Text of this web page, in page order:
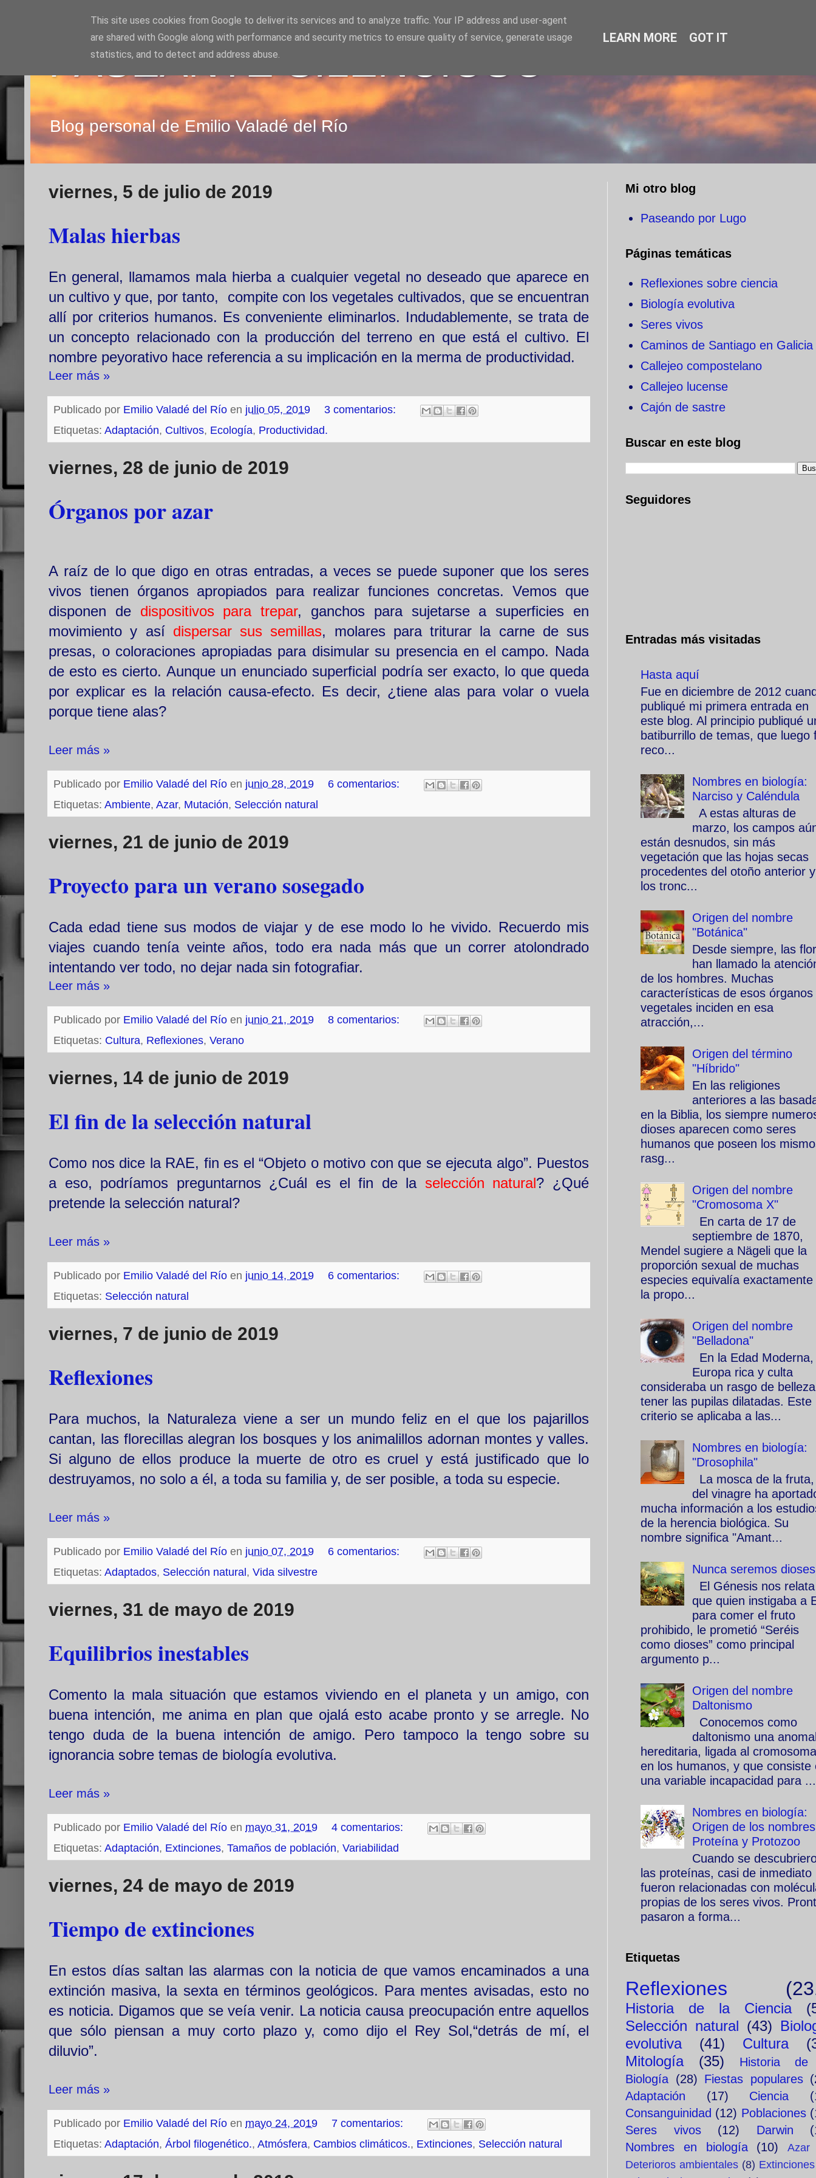
PASEANTE SILENCIOSO
Blog personal de Emilio Valadé del Río
viernes, 5 de julio de 2019
Malas hierbas
En general, llamamos mala hierba a cualquier vegetal no deseado que aparece en
un cultivo y que, por tanto, compite con los vegetales cultivados, que se encuentran
allí por criterios humanos. Es conveniente eliminarlos. Indudablemente, se trata de
un concepto relacionado con la producción del terreno en que está el cultivo. El
nombre peyorativo hace referencia a su implicación en la merma de productividad.
Leer más »
Publicado por Emilio Valadé del Río en julio 05, 2019
3 comentarios:
Etiquetas: Adaptación, Cultivos, Ecología, Productividad.
viernes, 28 de junio de 2019
Órganos por azar
A raíz de lo que digo en otras entradas, a veces se puede suponer que los seres
vivos tienen órganos apropiados para realizar funciones concretas. Vemos que
disponen de dispositivos para trepar, ganchos para sujetarse a superficies en
movimiento y así dispersar sus semillas, molares para triturar la carne de sus
presas, o coloraciones apropiadas para disimular su presencia en el campo. Nada
de esto es cierto. Aunque un enunciado superficial podría ser exacto, lo que queda
por explicar es la relación causa-efecto. Es decir, ¿tiene alas para volar o vuela
porque tiene alas?
Leer más »
Publicado por Emilio Valadé del Río en junio 28, 2019
6 comentarios:
Etiquetas: Ambiente, Azar, Mutación, Selección natural
viernes, 21 de junio de 2019
Proyecto para un verano sosegado
Cada edad tiene sus modos de viajar y de ese modo lo he vivido. Recuerdo mis
viajes cuando tenía veinte años, todo era nada más que un correr atolondrado
intentando ver todo, no dejar nada sin fotografiar.
Leer más »
Publicado por Emilio Valadé del Río en junio 21, 2019
8 comentarios:
Etiquetas: Cultura, Reflexiones, Verano
viernes, 14 de junio de 2019
El fin de la selección natural
Como nos dice la RAE, fin es el “Objeto o motivo con que se ejecuta algo”. Puestos
a eso, podríamos preguntarnos ¿Cuál es el fin de la selección natural? ¿Qué
pretende la selección natural?
Leer más »
Publicado por Emilio Valadé del Río en junio 14, 2019
6 comentarios:
Etiquetas: Selección natural
viernes, 7 de junio de 2019
Reflexiones
Para muchos, la Naturaleza viene a ser un mundo feliz en el que los pajarillos
cantan, las florecillas alegran los bosques y los animalillos adornan montes y valles.
Si alguno de ellos produce la muerte de otro es cruel y está justificado que lo
destruyamos, no solo a él, a toda su familia y, de ser posible, a toda su especie.
Leer más »
Publicado por Emilio Valadé del Río en junio 07, 2019
6 comentarios:
Etiquetas: Adaptados, Selección natural , Vida silvestre
viernes, 31 de mayo de 2019
Equilibrios inestables
Comento la mala situación que estamos viviendo en el planeta y un amigo, con
buena intención, me anima en plan que ojalá esto acabe pronto y se arregle. No
tengo duda de la buena intención de amigo. Pero tampoco la tengo sobre su
ignorancia sobre temas de biología evolutiva.
Leer más »
Publicado por Emilio Valadé del Río en mayo 31, 2019
4 comentarios:
Etiquetas: Adaptación, Extinciones, Tamaños de población, Variabilidad
viernes, 24 de mayo de 2019
Tiempo de extinciones
En estos días saltan las alarmas con la noticia de que vamos encaminados a una
extinción masiva, la sexta en términos geológicos. Para mentes avisadas, esto no
es noticia. Digamos que se veía venir. La noticia causa preocupación entre aquellos
que sólo piensan a muy corto plazo y, como dijo el Rey Sol,“detrás de mí, el
diluvio”.
Leer más »
Publicado por Emilio Valadé del Río en mayo 24, 2019
7 comentarios:
Etiquetas: Adaptación, Árbol filogenético., Atmósfera, Cambios climáticos., Extinciones, Selección natural
Mi otro blog
Paseando por Lugo
Páginas temáticas
Reflexiones sobre ciencia
Biología evolutiva
Seres vivos
Caminos de Santiago en Galicia
Callejeo compostelano
Callejeo lucense
Cajón de sastre
Buscar en este blog
Seguidores
Entradas más visitadas
Hasta aquí
Fue en diciembre de 2012
publiqué mi primera entrada en
este blog. Al principio publiqué
batiburrillo de temas, que luego
reco...
Nombres en biología:
Narciso y Caléndula
A estas alturas de
marzo, los campos
están desnudos, sin más
vegetación que las hojas secas
procedentes del otoño anterior y
los tronc...
Origen del nombre
"Botánica"
Desde siempre, las
han llamado la
de los hombres. Muchas
características de esos órganos
vegetales inciden en esa
atracción,...
Origen del término
"Híbrido"
En las religiones
anteriores a las
en la Biblia, los siempre
dioses aparecen como seres
humanos que poseen los
rasg...
Origen del nombre
"Cromosoma X"
En carta de 17 de
septiembre de 1870,
Mendel sugiere a Nägeli que la
proporción sexual de muchas
especies equivalía exactamente
la propo...
Origen del nombre
"Belladona"
En la Edad Moderna,
Europa rica y culta
consideraba un rasgo de
tener las pupilas dilatadas. Este
criterio se aplicaba a las...
Nombres en biología:
"Drosophila"
La mosca de la
del vinagre ha
mucha información a los
de la herencia biológica. Su
nombre significa "Amant...
Nunca seremos dioses
El Génesis nos relata
que quien instigaba a
para comer el fruto
prohibido, le prometió “Seréis
como dioses” como principal
argumento p...
Origen del nombre
Daltonismo
Conocemos como
daltonismo una
hereditaria, ligada al
en los humanos, y que consiste
una variable incapacidad para ...
Nombres en biología:
Origen de los nombres
Proteína y Protozoo
Cuando se
las proteínas, casi de inmediato
fueron relacionadas con
propias de los seres vivos.
pasaron a forma...
Etiquetas
Reflexiones
Historia de la Ciencia
Selección natural (43)
evolutiva
(41) Cultura
Mitología
(35)
Historia
Biología (28) Fiestas populares
Adaptación
(17) Ciencia
Consanguinidad (12) Poblaciones
Seres vivos
(12) Darwin
Nombres en biología
(10)
Azar
Deterioros ambientales (8) Extinciones
This site uses cookies from Google to deliver its services and to analyze traffic. Your IP address and user-agent
are shared with Google along with performance and security metrics to ensure quality of service, generate usage
statistics, and to detect and address abuse.
LEARN MORE GOT IT